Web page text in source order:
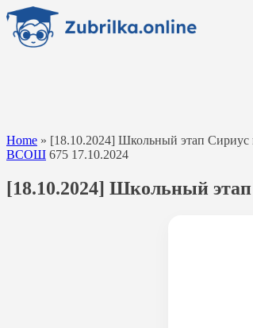
Перейти
содержанию
Home » [18.10.2024] Школьный этап Сириус
ВСОШ 675 17.10.2024
[18.10.2024] Школьный этап